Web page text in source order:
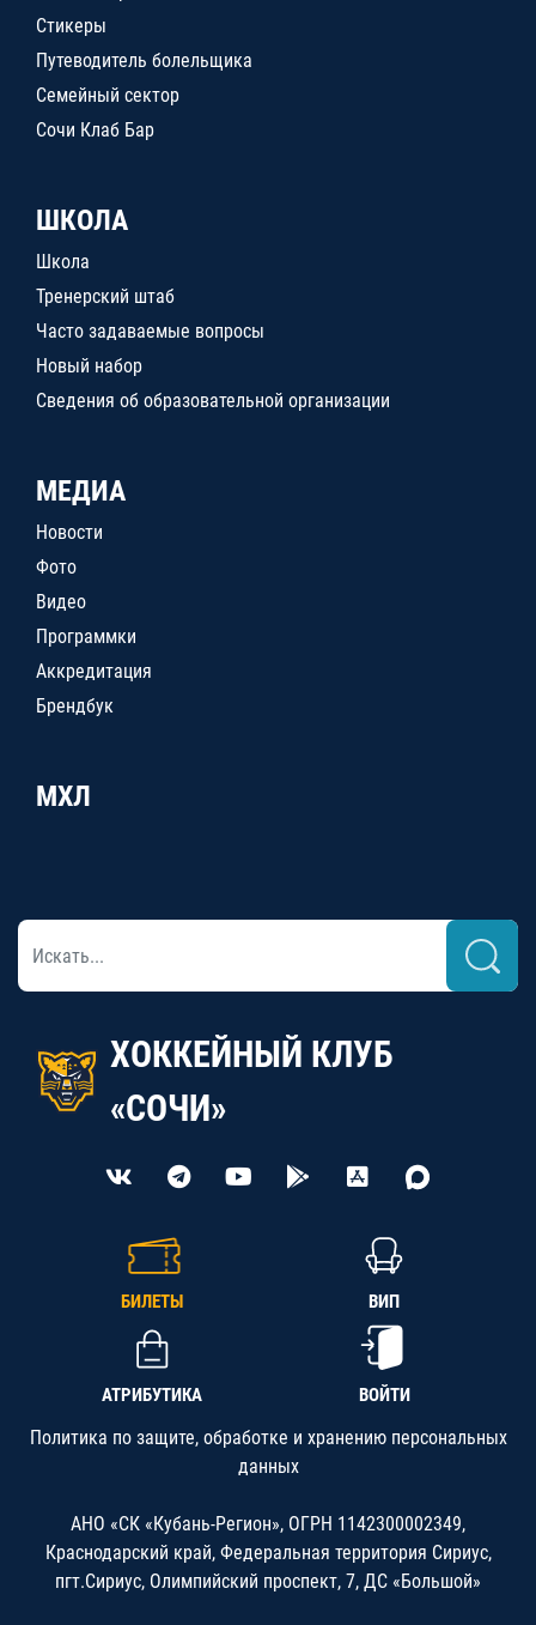
Стикеры
Путеводитель болельщика
Семейный сектор
Сочи Клаб Бар
ШКОЛА
Школа
Тренерский штаб
Часто задаваемые вопросы
Новый набор
Сведения об образовательной организации
МЕДИА
Новости
Фото
Видео
Программки
Аккредитация
Брендбук
МХЛ
ХОККЕЙНЫЙ КЛУБ
«СОЧИ»
БИЛЕТЫ ВИП
АТРИБУТИКА ВОЙТИ
Политика по защите, обработке и хранению персональных
данных
АНО «СК «Кубань-Регион», ОГРН 1142300002349,
Краснодарский край, Федеральная территория Сириус,
пгт.Сириус, Олимпийский проспект, 7, ДС «Большой»